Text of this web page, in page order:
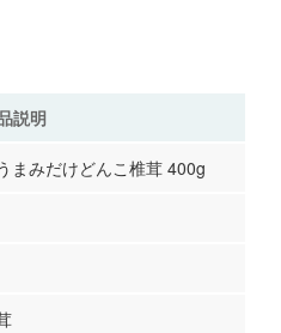
説明
まみだけどんこ椎茸 400g